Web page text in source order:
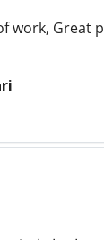
work, Great